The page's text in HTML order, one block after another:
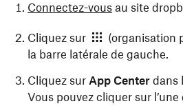
Connectez-vous au site
Cliquez sur
(organisation
la barre latérale de gauche.
Cliquez sur App Center dans
Vous pouvez cliquer sur